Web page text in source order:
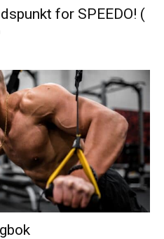
for SPEEDO! (